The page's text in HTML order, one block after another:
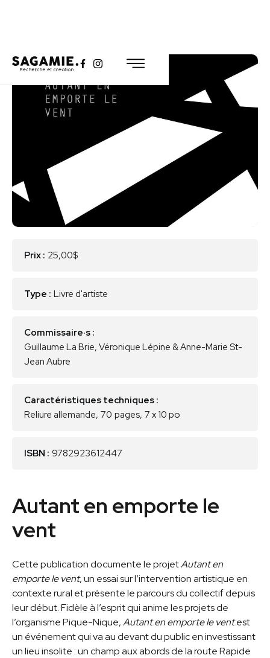
Prix : 25,00$
Type : Livre d'artiste
Commissaire·s :
Guillaume La Brie, Véronique Lépine & Anne-Marie St-
Jean Aubre
Caractéristiques techniques :
Reliure allemande, 70 pages, 7 x 10 po
ISBN : 9782923612447
Autant en emporte le
vent
Cette publication documente le projetAutant en
emporte le vent, un essai sur l’intervention artistique en
contexte rural et présente le parcours du collectif depuis
leur début. Fidèle à l’esprit qui anime les projets de
l’organisme Pique-Nique,Autant en emporte le ventest
un événement qui va au devant du public en investissant
un lieu insolite : un champ aux abords de la route Rapide